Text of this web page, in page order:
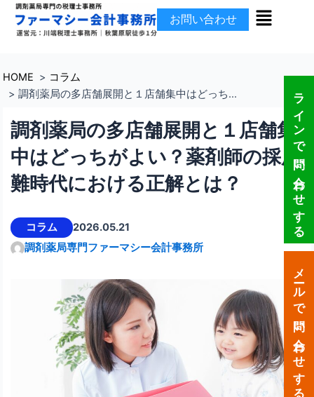
キ
ッ
お問い合わせ
メ
ニ
HOME
コラム
調剤薬局の多店舗展開と１店舗集中はどっち...
調剤薬局の多店舗展開と１店舗集
中はどっちがよい？薬剤師の採用
難時代における正解とは？
コラム
2026.05.21
調剤薬局専門ファーマシー会計事務所
ラインで問い合わせする
メールで問い合わせする